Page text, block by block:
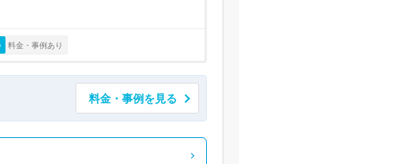
料金・事例あり
料金・事例を見る